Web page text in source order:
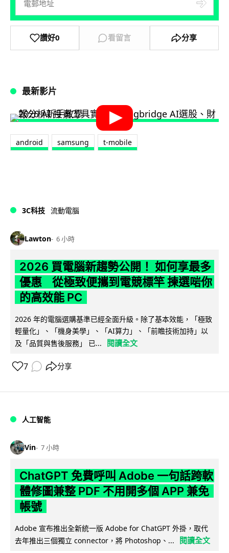
讚好0 看留言 分享
最新影片
android samsung t-mobile
3C科技 流動電腦
Lawton 6 小時
2026 買電腦新趨勢公開！ 如何享最多
優惠 從極致便攜到電競標竿 揀選啱你
的高效能 PC
2026 年的電腦選購基準已經全面升級。除了基本效能，「極致
輕量化」、「機身美學」、「AI算力」、「前瞻技術加持」以
及「品質與售後服務」 已...
閱讀全文
7 分享
人工智能
Vin 7 小時
ChatGPT 免費呼叫 Adobe 一句話跨軟
體修圖兼整 PDF 不用開多個 APP 兼免
帳號
Adobe 宣布推出全新統一版 Adobe for ChatGPT 外掛，取代
去年推出三個獨立 connector，將 Photoshop、...
閱讀全文